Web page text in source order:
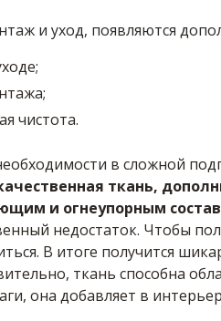
и уход, появляются
чистота.
в сложной
ткань,
и огнеупорным
недостаток. Чтобы
В итоге получится
ткань способна
она добавляет в